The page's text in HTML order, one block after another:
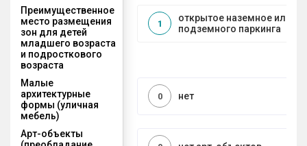
Преимущественное
место размещения
зон для детей
младшего возраста
и подросткового
возраста
открытое наземное или на
подземного паркинга
1
Малые
архитектурные
формы (уличная
мебель)
нет
0
Арт-объекты